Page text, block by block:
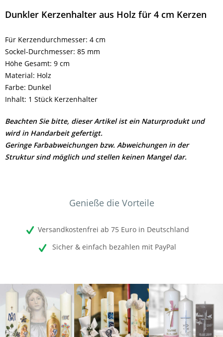
Dunkler Kerzenhalter aus Holz für 4 cm Kerzen
Für Kerzendurchmesser: 4 cm
Sockel-Durchmesser: 85 mm
Höhe Gesamt: 9 cm
Material: Holz
Farbe: Dunkel
Inhalt: 1 Stück Kerzenhalter
Beachten Sie bitte, dieser Artikel ist ein Naturprodukt und
wird in Handarbeit gefertigt.
Geringe Farbabweichungen bzw. Abweichungen in der
Struktur sind möglich und stellen keinen Mangel dar.
Genieße die Vorteile
Versandkostenfrei ab 75 Euro in Deutschland
Sicher & einfach bezahlen mit PayPal